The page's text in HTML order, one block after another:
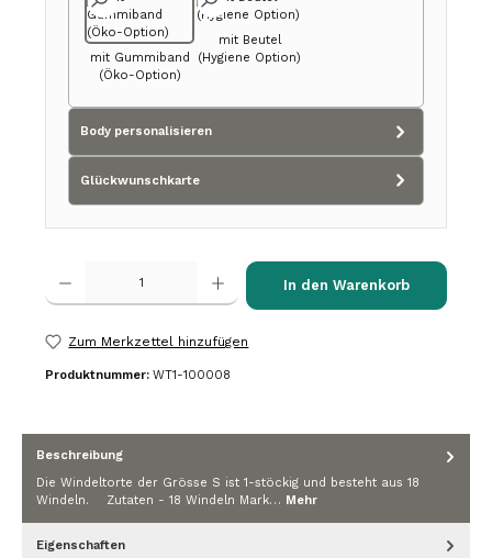
mit Gummiband
(Öko-Option)
mit Beutel
(Hygiene Option)
Body personalisieren
Glückwunschkarte
Produkt Anzahl: Gib den gewünschten Wert ein oder benutze die
In den Warenkorb
Zum Merkzettel hinzufügen
Produktnummer: WT1-100008
Beschreibung
Die Windeltorte der Grösse S ist 1-stöckig und besteht aus 18
Windeln. Zutaten - 18 Windeln Mark… Mehr
Eigenschaften